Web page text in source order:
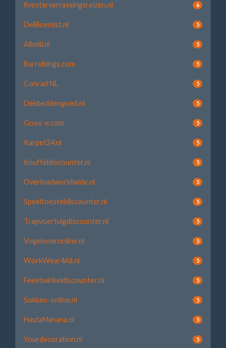
fivestarverrassingsreizen.nl 6
DeBloemist.nl 5
Albelli.nl 5
Barrelkings.com 5
Conrad NL 5
Dekbeddengoed.nl 5
Goos-e.com 5
Karpet24.nl 5
Knuffeldiscounter.nl 5
Overloadworldwide.nl 5
Speeltoesteldiscounter.nl 5
Trapvoertuigdiscounter.nl 5
Vogelvoeronline.nl 5
WorkWear4All.nl 5
Feestwinkeldiscounter.nl 5
Sokken-online.nl 5
HastaManana.nl 5
Yourdecoration.nl 5